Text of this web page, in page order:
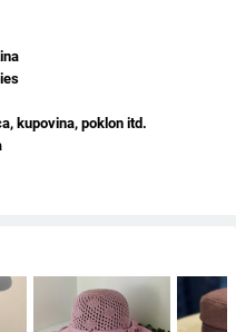
kupovina, poklon itd.